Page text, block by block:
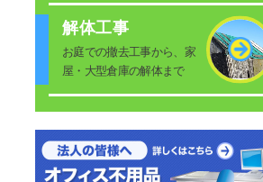
解体工事
お庭での撤去工事から、家
屋・大型倉庫の解体まで